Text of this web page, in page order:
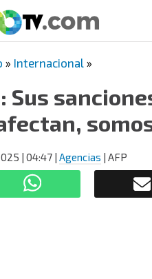
» Internacional »
Sus
| 04:47| Agencias | AFP